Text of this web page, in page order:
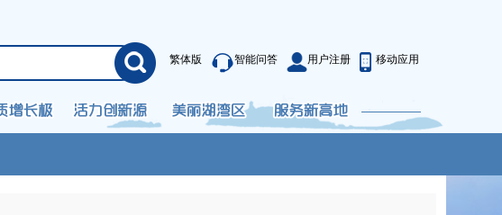
繁体版 智能问答 用户注册 移动应用